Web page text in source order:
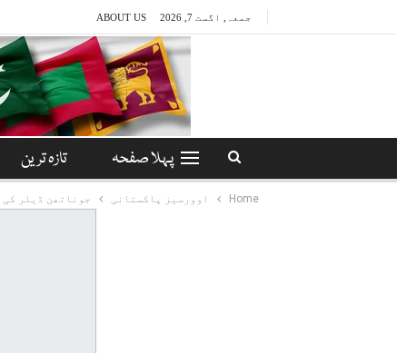
جمعہ, اگست 7, 2026 ABOUT US
پہلا صفحہ تازہ ترین
Home اوورسیز پاکستانی جوناتھن ڈیلر